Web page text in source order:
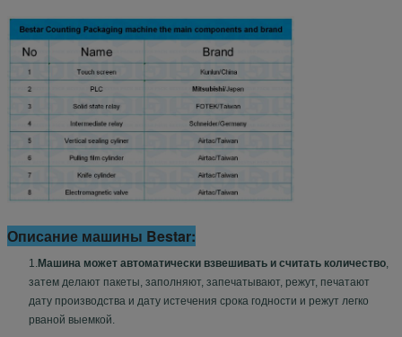
Описание машины Bestar:
1. Машина может автоматически взвешивать и считать количество
затем делают пакеты, заполняют, запечатывают, режут, печатают
дату производства и дату истечения срока годности и режут легко
рваной выемкой.